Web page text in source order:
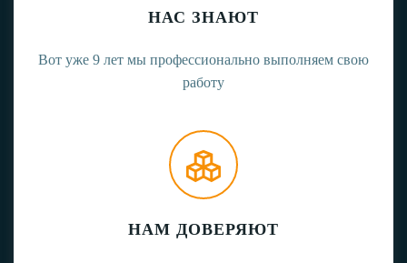
НАС ЗНАЮТ
Вот уже 9 лет мы профессионально выполняем свою
работу
НАМ ДОВЕРЯЮТ